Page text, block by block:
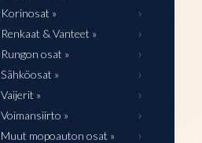
Korinosat »
Renkaat & Vanteet »
Rungon osat »
Sähköosat »
Vaijerit »
Voimansiirto »
Muut mopoauton osat »